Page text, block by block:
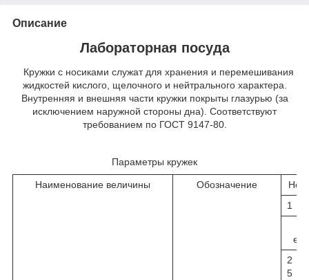
Описание
Лабораторная посуда
Кружки с носиками служат для хранения и перемешивания
жидкостей кислого, щелочного и нейтрального характера.
Внутренняя и внешняя части кружки покрыты глазурью (за
исключением наружной стороны дна). Соответствуют
требованием по ГОСТ 9147-80.
Параметры кружек
Наименование величины Обозначение
1
2
5